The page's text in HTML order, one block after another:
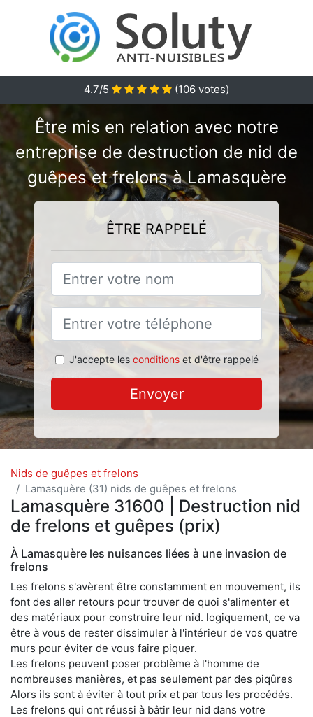
4.7/5 (106 votes)
Être mis en relation avec notre
entreprise de destruction de nid de
guêpes et frelons à Lamasquère
ÊTRE RAPPELÉ
J'accepte les conditionset d'être rappelé
Envoyer
Nids de guêpes et frelons
Lamasquère (31) nids de guêpes et frelons
Lamasquère 31600 | Destruction nid
de frelons et guêpes (prix)
À Lamasquère les nuisances liées à une invasion de
frelons
Les frelons s'avèrent être constamment en mouvement, ils
font des aller retours pour trouver de quoi s'alimenter et
des matériaux pour construire leur nid. logiquement, ce va
être à vous de rester dissimuler à l'intérieur de vos quatre
murs pour éviter de vous faire piquer.
Les frelons peuvent poser problème à l'homme de
nombreuses manières, et pas seulement par des piqûres
Alors ils sont à éviter à tout prix et par tous les procédés.
Les frelons qui ont réussi à bâtir leur nid dans votre